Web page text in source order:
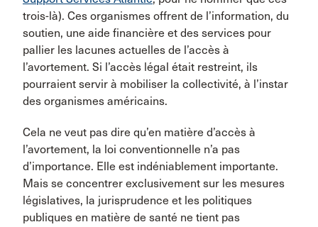
trois-là). Ces organismes offrent de l’information, du
soutien, une aide financière et des services pour
pallier les lacunes actuelles de l’accès à
l’avortement. Si l’accès légal était restreint, ils
pourraient servir à mobiliser la collectivité, à l’instar
des organismes américains.
Cela ne veut pas dire qu’en matière d’accès à
l’avortement, la loi conventionnelle n’a pas
d’importance. Elle est indéniablement importante.
Mais se concentrer exclusivement sur les mesures
législatives, la jurisprudence et les politiques
publiques en matière de santé ne tient pas